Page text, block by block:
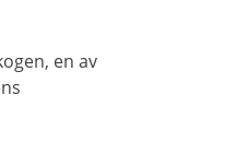
en av